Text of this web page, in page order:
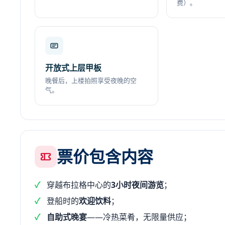
费）。
开放式上层甲板
晚餐后，上楼拍照享受夜晚的空
气。
票价包含内容
穿越布拉格中心的3小时夜间游览；
登船时的欢迎饮料；
自助式晚宴——冷热菜肴，无限量供应；